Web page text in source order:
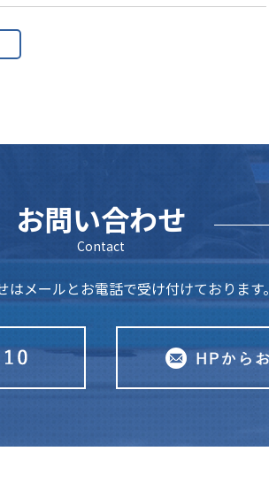
お問い合わせ
Contact
はメールとお電話で受け付けております。